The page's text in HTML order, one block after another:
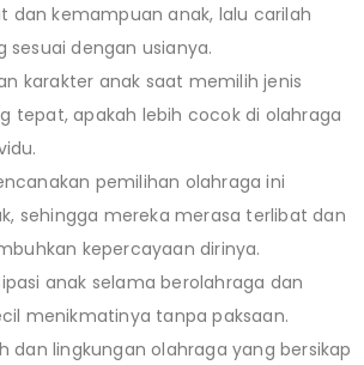
dan kemampuan anak, lalu carilah
sesuai dengan usianya.
karakter anak saat memilih jenis
tepat, apakah lebih cocok di olahraga
pemilihan olahraga ini
sehingga mereka merasa terlibat dan
kepercayaan dirinya.
anak selama berolahraga dan
menikmatinya tanpa paksaan.
dan lingkungan olahraga yang bersikap